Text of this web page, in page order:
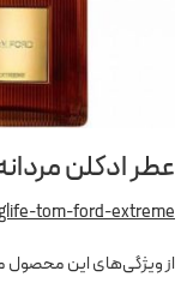
عطر ادکلن
tom-ford-extreme/
از ویژگی‌های این محصول